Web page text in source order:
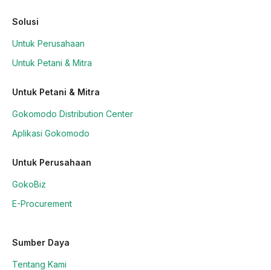
Solusi
Untuk Perusahaan
Untuk Petani & Mitra
Untuk Petani & Mitra
Gokomodo Distribution Center
Aplikasi Gokomodo
Untuk Perusahaan
GokoBiz
E-Procurement
Sumber Daya
Tentang Kami